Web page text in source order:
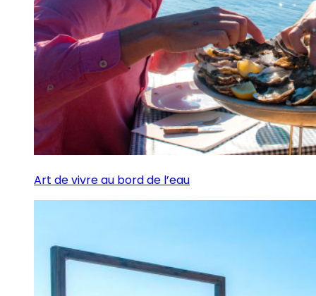
Art de vivre au bord de l’eau